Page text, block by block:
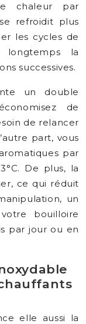
chaleur par
refroidit plus
les cycles de
la
successives.
un double
de
de relancer
part, vous
par
De plus, la
ce qui réduit
un
bouilloire
par jour ou en
elle aussi la